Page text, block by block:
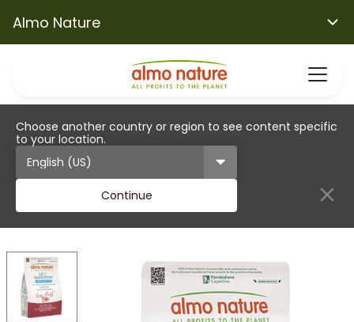
Almo Nature
Choose another country or region to see content specific
to your location.
Continue